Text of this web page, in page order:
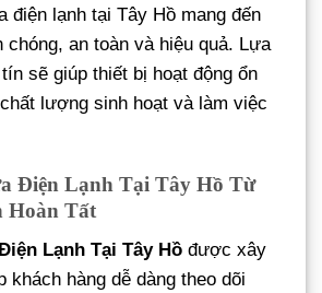
điện lạnh tại Tây Hồ mang đến
chóng, an toàn và hiệu quả. Lựa
sẽ giúp thiết bị hoạt động ổn
lượng sinh hoạt và làm việc
Điện Lạnh Tại Tây Hồ Từ
Hoàn Tất
Lạnh Tại Tây Hồ được xây
khách hàng dễ dàng theo dõi